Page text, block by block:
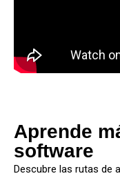
Aprende
software
Descubre las rutas de